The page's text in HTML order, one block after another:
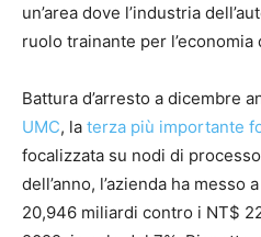
un’area dove l’industria
ruolo trainante per
Battura d’arresto a dicembre
UMC, la terza più importante
focalizzata su nodi di
dell’anno, l’azienda ha
20,946 miliardi contro i NT$